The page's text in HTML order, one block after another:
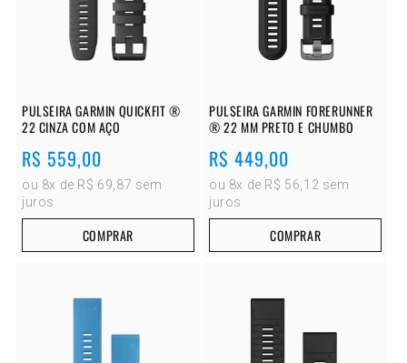
PULSEIRA GARMIN QUICKFIT ®
22 CINZA COM AÇO
Preço
normal
R$ 559,00
ou 8x de R$ 69,87 sem
juros
COMPRAR
PULSEIRA GARMIN FORERUNNER
® 22 MM PRETO E CHUMBO
Preço
normal
R$ 449,00
ou 8x de R$ 56,12 sem
juros
COMPRAR